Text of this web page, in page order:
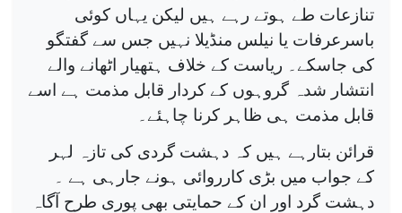
تنازعات طے ہوتے رہے ہیں لیکن یہاں کوئی
باسرعرفات یا نیلس منڈیلا نہیں جس سے گفتگو
کی جاسکے۔ ریاست کے خلاف ہتھیار اٹھانے والے
انتشار شدہ گروہوں کے کردار قابل مذمت ہے اسے
قابل مذمت ہی ظاہر کرنا چاہئے۔
قرائن بتارہے ہیں کہ دہشت گردی کی تازہ لہر
کے جواب میں بڑی کارروائی ہونے جارہی ہے ۔
دہشت گرد اور ان کے حمایتی بھی پوری طرح آگاہ